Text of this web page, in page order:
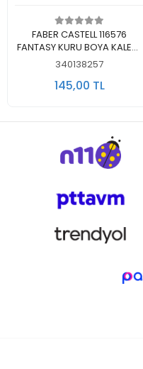
Sepete Ekle
FABER CASTELL 116576
FANTASY KURU BOYA KALEMİ
MULTICOLOUR ANA RENKLER
340138257
145,00 TL